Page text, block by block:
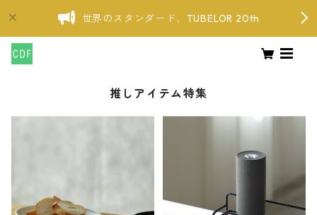
世界のスタンダード、TUBELOR 20th
推しアイテム特集